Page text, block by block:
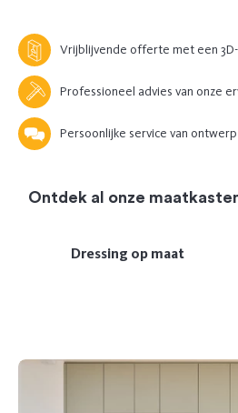
Vrijblijvende offerte met een
Professioneel advies van onze
Persoonlijke service van
Ontdek al onze
Dressing op maat